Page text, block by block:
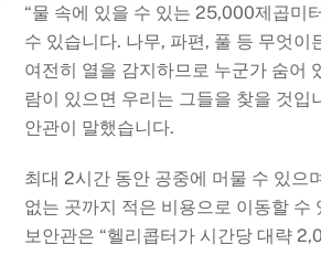
“물 속에 있을 수 있는 25,000제곱미
수 있습니다. 나무, 파편, 풀 등 무엇이
여전히 열을 감지하므로 누군가 숨어
람이 있으면 우리는 그들을 찾을 것입
안관이 말했습니다.
최대 2시간 동안 공중에 머물 수 있으
없는 곳까지 적은 비용으로 이동할 수
보안관은 “헬리콥터가 시간당 대략